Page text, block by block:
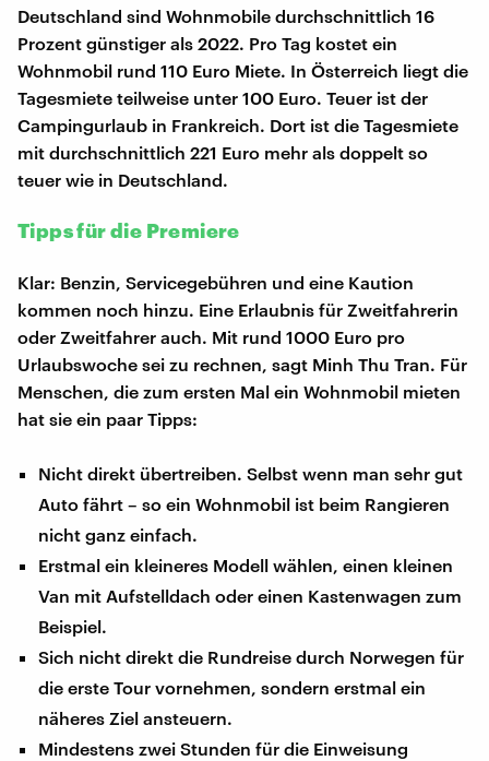
Deutschland sind Wohnmobile durchschnittlich 16
Prozent günstiger als 2022. Pro Tag kostet ein
Wohnmobil rund 110 Euro Miete. In Österreich liegt die
Tagesmiete teilweise unter 100 Euro. Teuer ist der
Campingurlaub in Frankreich. Dort ist die Tagesmiete
mit durchschnittlich 221 Euro mehr als doppelt so
teuer wie in Deutschland.
Tipps für die Premiere
Klar: Benzin, Servicegebühren und eine Kaution
kommen noch hinzu. Eine Erlaubnis für Zweitfahrerin
oder Zweitfahrer auch. Mit rund 1000 Euro pro
Urlaubswoche sei zu rechnen, sagt Minh Thu Tran. Für
Menschen, die zum ersten Mal ein Wohnmobil mieten
hat sie ein paar Tipps:
Nicht direkt übertreiben. Selbst wenn man sehr gut
Auto fährt – so ein Wohnmobil ist beim Rangieren
nicht ganz einfach.
Erstmal ein kleineres Modell wählen, einen kleinen
Van mit Aufstelldach oder einen Kastenwagen zum
Beispiel.
Sich nicht direkt die Rundreise durch Norwegen für
die erste Tour vornehmen, sondern erstmal ein
näheres Ziel ansteuern.
Mindestens zwei Stunden für die Einweisung